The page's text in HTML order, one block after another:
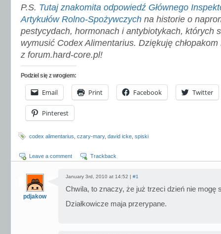
P.S. Tutaj znakomita odpowiedź Głównego
Artykułów Rolno-Spożywczych na historie o
pestycydach, hormonach i antybiotykach, których
wymusić Codex Alimentarius. Dziękuję
z forum.hard-core.pl!
Podziel się z wrogiem:
Email Print Facebook Twitter
Pinterest
codex alimentarius czary-mary, david icke spiski
Leave a comment Trackback
pdjakow
January 3rd, 2010 at 14:52 | #1
Chwila, to znaczy, że już trzeci dzień nie mogę
Działkowicze maja przerypane.